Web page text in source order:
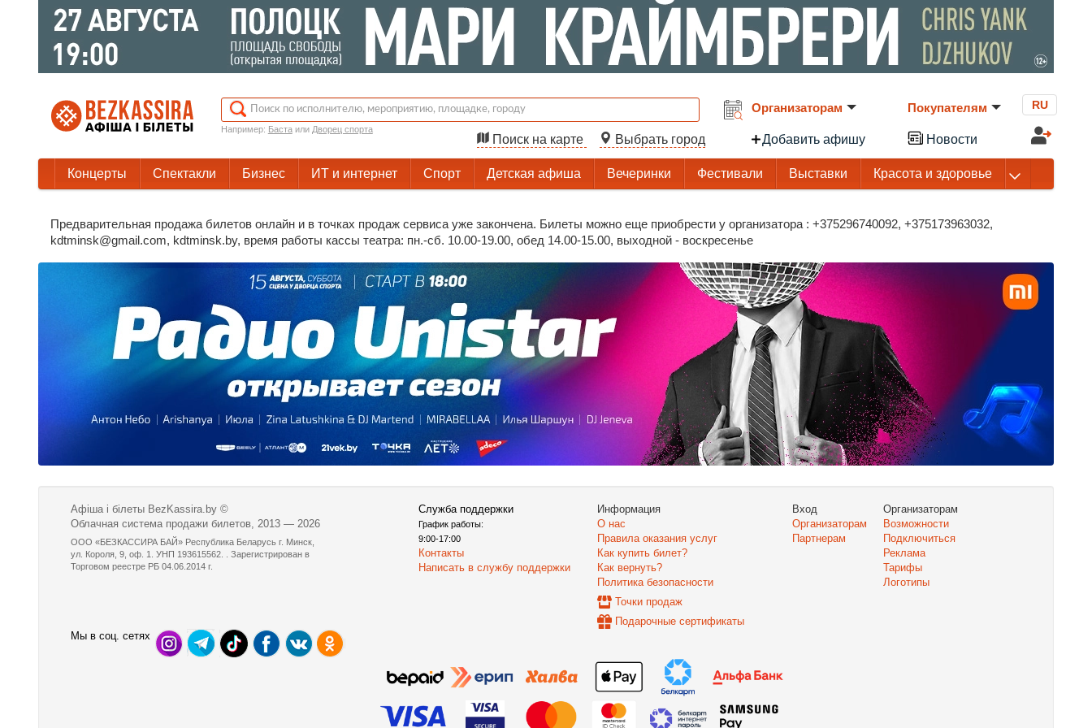
Например: Бастаили Дворец спорта
Поиск на карте Выбрать город
Организаторам
Добавить афишу
Покупателям
Новости
RU
Концерты Спектакли Бизнес ИТ и интернет Спорт Детская афиша Вечеринки Фестивали Выставки Красота и здоровье
Предварительная продажа билетов онлайн и в точках продаж сервиса уже закончена. Билеты можно еще приобрести у организатора : +375296740092, +375173963032,
kdtminsk@gmail.com, kdtminsk.by, время работы кассы театра: пн.-сб. 10.00-19.00, обед 14.00-15.00, выходной - воскресенье
Афіша і білеты BezKassira.by ©
Облачная система продажи билетов, 2013 — 2026
ООО «БЕЗКАССИРА БАЙ» Республика Беларусь г. Минск,
ул. Короля, 9, оф. 1. УНП 193615562. . Зарегистрирован в
Торговом реестре РБ 04.06.2014 г.
Служба поддержки
График работы:
9:00-17:00
Контакты
Написать в службу поддержки
Информация
О нас
Правила оказания услуг
Как купить билет?
Как вернуть?
Политика безопасности
Точки продаж
Подарочные сертификаты
Вход
Организаторам
Партнерам
Организаторам
Возможности
Подключиться
Реклама
Тарифы
Логотипы
Мы в соц. сетях